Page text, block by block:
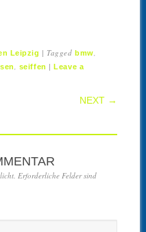
Leipzig |Taggedbmw,
, seiffen |Leave a
NEXT →
Erforderliche Felder sind